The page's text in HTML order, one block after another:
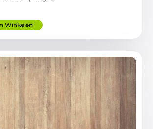
Winkelen